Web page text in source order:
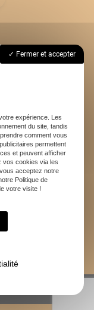
Fermer et accepter
expérience. Les
du site, tandis
comment vous
permettent
et peuvent afficher
vos cookies via les
acceptez notre
Politique de
votre visite !